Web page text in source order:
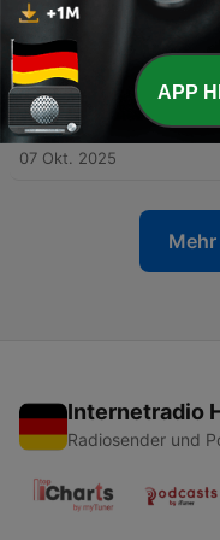
6 - Épisode #6 – EDVO
le rétablissement
04 Nov. 2025
5 - Épisode #5 -
invisible qui détruit
07 Okt. 2025
Internetradio
Radiosender und
APP